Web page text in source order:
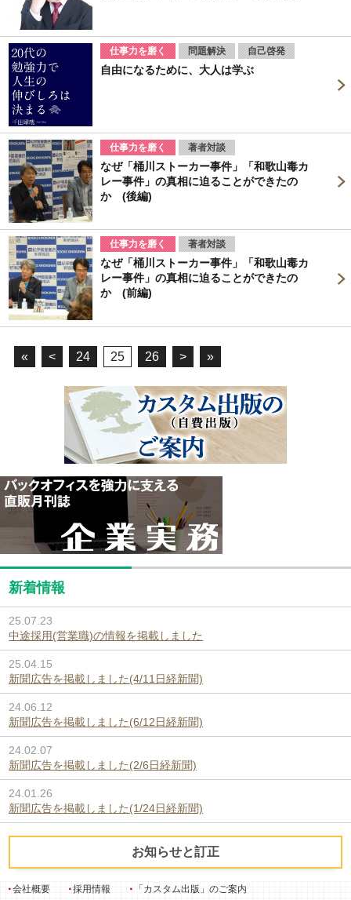
仕事力を磨く 問題解決 自己啓発
自由になるために、大人は学ぶ
仕事力を磨く 著者対談
なぜ「桶川ストーカー事件」「和歌山毒カ
レー事件」の真相に迫ることができたの
か (後編)
仕事力を磨く 著者対談
なぜ「桶川ストーカー事件」「和歌山毒カ
レー事件」の真相に迫ることができたの
か (前編)
« < 24 25 26 > »
新着情報
25.07.23
中途採用(営業職)の情報を掲載しました
25.04.15
新聞広告を掲載しました(4/11日経新聞)
24.06.12
新聞広告を掲載しました(6/12日経新聞)
24.02.07
新聞広告を掲載しました(2/6日経新聞)
24.01.26
新聞広告を掲載しました(1/24日経新聞)
お知らせと訂正
会社概要 採用情報 「カスタム出版」のご案内